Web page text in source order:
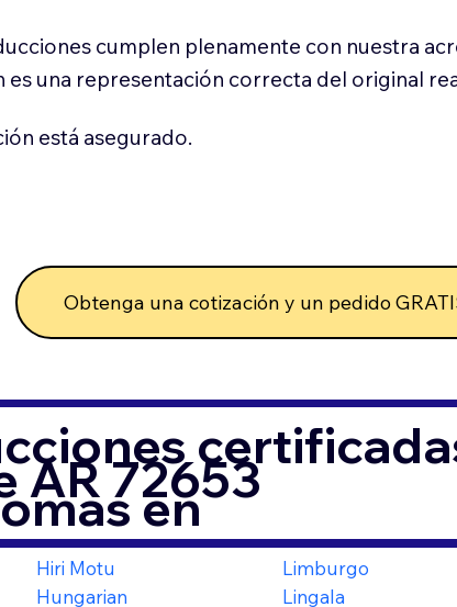
cumplen plenamente con nuestra
es una representación correcta del original
está asegurado.
Obtenga una cotización y un pedido
en
AR 72653
Hiri Motu
Hungarian
Limburgo
Lingala